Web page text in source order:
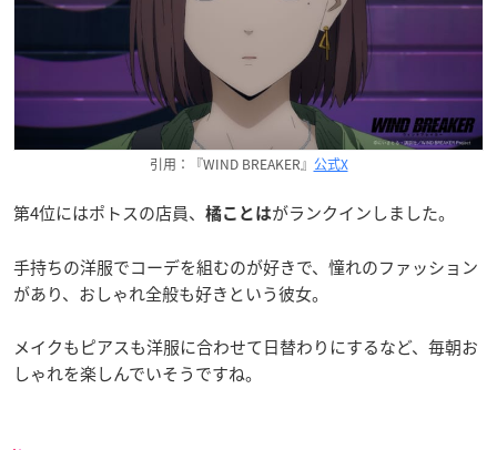
引用：『WIND BREAKER』 公式X
第4位にはポトスの店員、 橘ことはがランクインしました。
手持ちの洋服でコーデを組むのが好きで、憧れのファッション
があり、おしゃれ全般も好きという彼女。
メイクもピアスも洋服に合わせて日替わりにするなど、毎朝お
しゃれを楽しんでいそうですね。